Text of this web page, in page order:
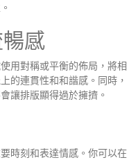
感
用對稱或平衡的佈局，將相
的連貫性和和諧感。同時，
讓排版顯得過於擁擠。
時刻和表達情感。你可以在